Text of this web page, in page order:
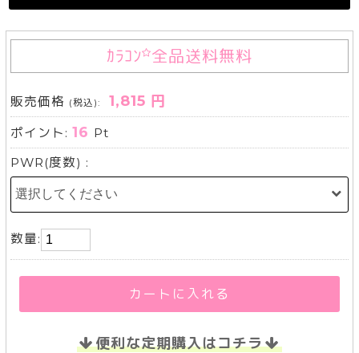
ｶﾗｺﾝ 全品送料無料
販売価格 (税込): 1,815 円
ポイント:16 Pt
PWR(度数) :
数量:
カートに入れる
便利な定期購入はコチラ